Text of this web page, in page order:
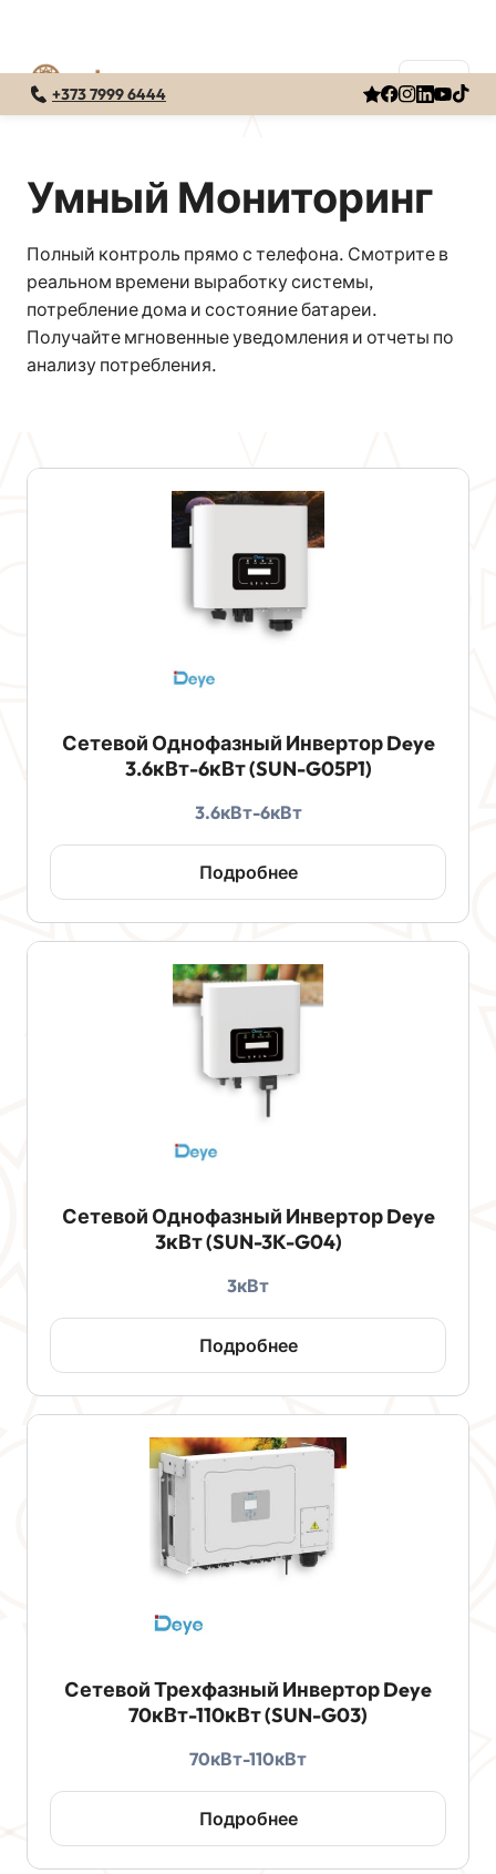
содержимому
+373 7999 6444
Умный Мониторинг
Полный контроль прямо с телефона. Смотрите в
реальном времени выработку системы,
потребление дома и состояние батареи.
Получайте мгновенные уведомления и отчеты по
анализу потребления.
Сетевой Однофазный Инвертор Deye
3.6кВт-6кВт (SUN-G05P1)
3.6кВт-6кВт
Подробнее
Сетевой Однофазный Инвертор Deye
3кВт (SUN-3K-G04)
3кВт
Подробнее
Сетевой Трехфазный Инвертор Deye
70кВт-110кВт (SUN-G03)
70кВт-110кВт
Подробнее